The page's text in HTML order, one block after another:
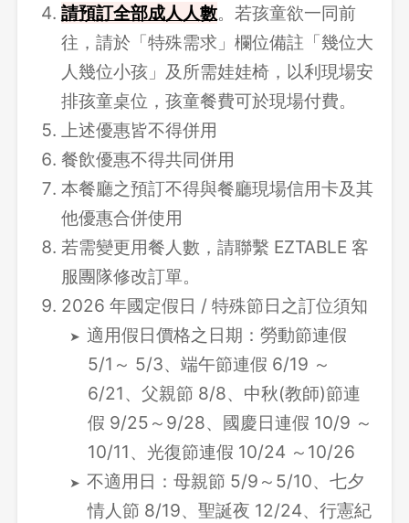
請預訂全部成人人數。若孩童欲一同前
往，請於「特殊需求」欄位備註「幾位大
人幾位小孩」及所需娃娃椅，以利現場安
排孩童桌位，孩童餐費可於現場付費。
上述優惠皆不得併用
餐飲優惠不得共同併用
本餐廳之預訂不得與餐廳現場信用卡及其
他優惠合併使用
若需變更用餐人數，請聯繫 EZTABLE 客
服團隊修改訂單。
2026 年國定假日 / 特殊節日之訂位須知
適用假日價格之日期：勞動節連假
5/1～ 5/3、端午節連假 6/19 ～
6/21、父親節 8/8、中秋(教師)節連
假 9/25～9/28、國慶日連假 10/9 ～
10/11、光復節連假 10/24 ～10/26
不適用日：母親節 5/9～5/10、七夕
情人節 8/19、聖誕夜 12/24、行憲紀